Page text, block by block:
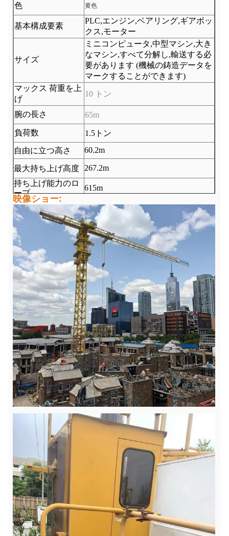
色 黄色
基本構成要素
PLC,エンジン,ベアリング,ギアボッ
クス,モーター
サイズ
ミニコンピュータ,中型マシン,大き
なマシン,すべて分解し,輸送する必
要があります (機械の鋳造データを
マークすることができます)
マックス 荷重を上
げ
10 トン
腕の長さ 65m
負荷数 1.5 トン
自由に立つ高さ
60.2m
最大持ち上げ高度
267.2m
持ち上げ能力のロ
ープ
615m
映像ショー: